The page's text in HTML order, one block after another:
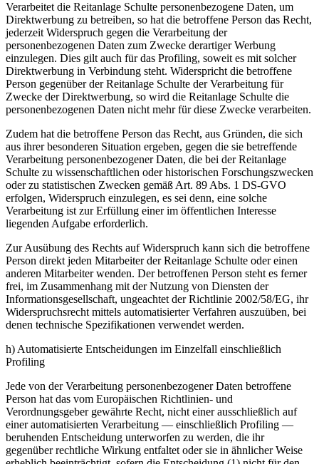
Verarbeitet die Reitanlage Schulte personenbezogene Daten, um
Direktwerbung zu betreiben, so hat die betroffene Person das Recht,
jederzeit Widerspruch gegen die Verarbeitung der
personenbezogenen Daten zum Zwecke derartiger Werbung
einzulegen. Dies gilt auch für das Profiling, soweit es mit solcher
Direktwerbung in Verbindung steht. Widerspricht die betroffene
Person gegenüber der Reitanlage Schulte der Verarbeitung für
Zwecke der Direktwerbung, so wird die Reitanlage Schulte die
personenbezogenen Daten nicht mehr für diese Zwecke verarbeiten.
Zudem hat die betroffene Person das Recht, aus Gründen, die sich
aus ihrer besonderen Situation ergeben, gegen die sie betreffende
Verarbeitung personenbezogener Daten, die bei der Reitanlage
Schulte zu wissenschaftlichen oder historischen Forschungszwecken
oder zu statistischen Zwecken gemäß Art. 89 Abs. 1 DS-GVO
erfolgen, Widerspruch einzulegen, es sei denn, eine solche
Verarbeitung ist zur Erfüllung einer im öffentlichen Interesse
liegenden Aufgabe erforderlich.
Zur Ausübung des Rechts auf Widerspruch kann sich die betroffene
Person direkt jeden Mitarbeiter der Reitanlage Schulte oder einen
anderen Mitarbeiter wenden. Der betroffenen Person steht es ferner
frei, im Zusammenhang mit der Nutzung von Diensten der
Informationsgesellschaft, ungeachtet der Richtlinie 2002/58/EG, ihr
Widerspruchsrecht mittels automatisierter Verfahren auszuüben, bei
denen technische Spezifikationen verwendet werden.
h) Automatisierte Entscheidungen im Einzelfall einschließlich
Profiling
Jede von der Verarbeitung personenbezogener Daten betroffene
Person hat das vom Europäischen Richtlinien- und
Verordnungsgeber gewährte Recht, nicht einer ausschließlich auf
einer automatisierten Verarbeitung — einschließlich Profiling —
beruhenden Entscheidung unterworfen zu werden, die ihr
gegenüber rechtliche Wirkung entfaltet oder sie in ähnlicher Weise